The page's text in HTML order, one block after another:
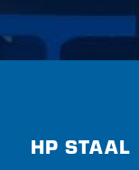
HP STAAL